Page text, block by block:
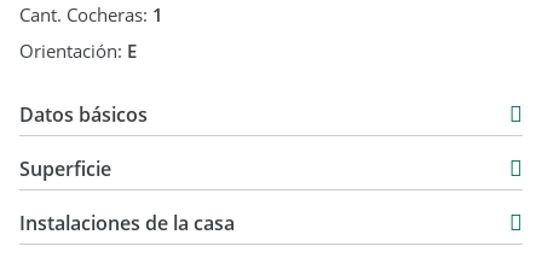
Cant. Cocheras: 1
Orientación: E
Datos básicos
USD 70.000
Superficie
241 m2
Instalaciones de la casa